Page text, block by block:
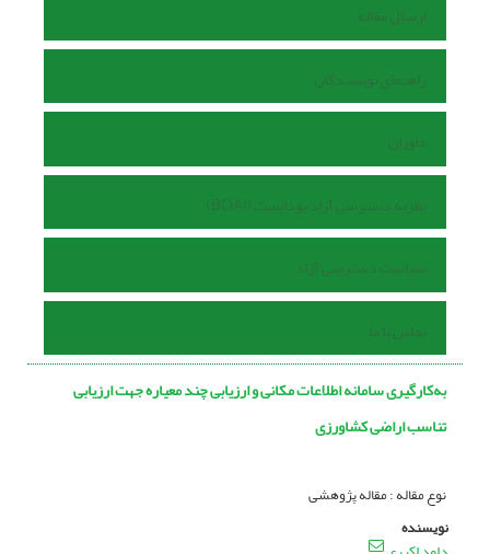
ارسال مقاله
راهنمای نویسندگان
داوران
نظریه دسترسی آزاد بوداپست (BOAI)
سیاست دسترسی آزاد
تماس با ما
به‌کارگیری سامانه اطلاعات مکانی و ارزیابی چند معیاره جهت ارزیابی
تناسب اراضی کشاورزی
نوع مقاله : مقاله پژوهشی
نویسنده